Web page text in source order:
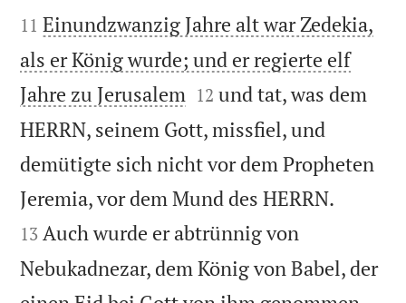


11 Einundzwanzig Jahre alt war Zedekia,
als er König wurde; und er regierte elf
Jahre zu Jerusalem 

12 und tat, was dem
HERRN, seinem Gott, missfiel, und
demütigte sich nicht vor dem Propheten
Jeremia, vor dem Mund des HERRN.
13 Auch wurde er abtrünnig von
Nebukadnezar, dem König von Babel, der